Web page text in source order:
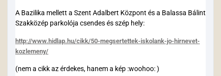
A Bazilika mellett a Szent Adalbert Központ és a Balassa Bálint
Szakközép parkolója csendes és szép hely:
http://www.hidlap.hu/cikk/50-megsertettek-iskolank-jo-hirnevet-
kozlemeny/
(nem a cikk az érdekes, hanem a kép :woohoo: )